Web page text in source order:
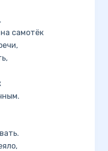
самотёк